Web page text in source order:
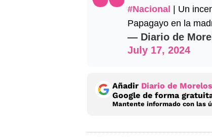
#Nacional | Un
Papagayo en la
— Diario de
July 17, 2024
Añadir Diario de Morelos
Google de forma
Mantente informado con las